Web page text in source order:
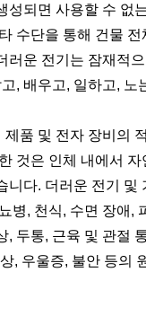
성되면 사용할 수 없
수단을 통해 건물
러운 전기는 잠재적
, 배우고, 일하고, 노
제품 및 전자 장비의
것은 인체 내에서 자
니다. 더러운 전기 및
병, 천식, 수면 장애,
, 두통, 근육 및 관절
, 우울증, 불안 등의